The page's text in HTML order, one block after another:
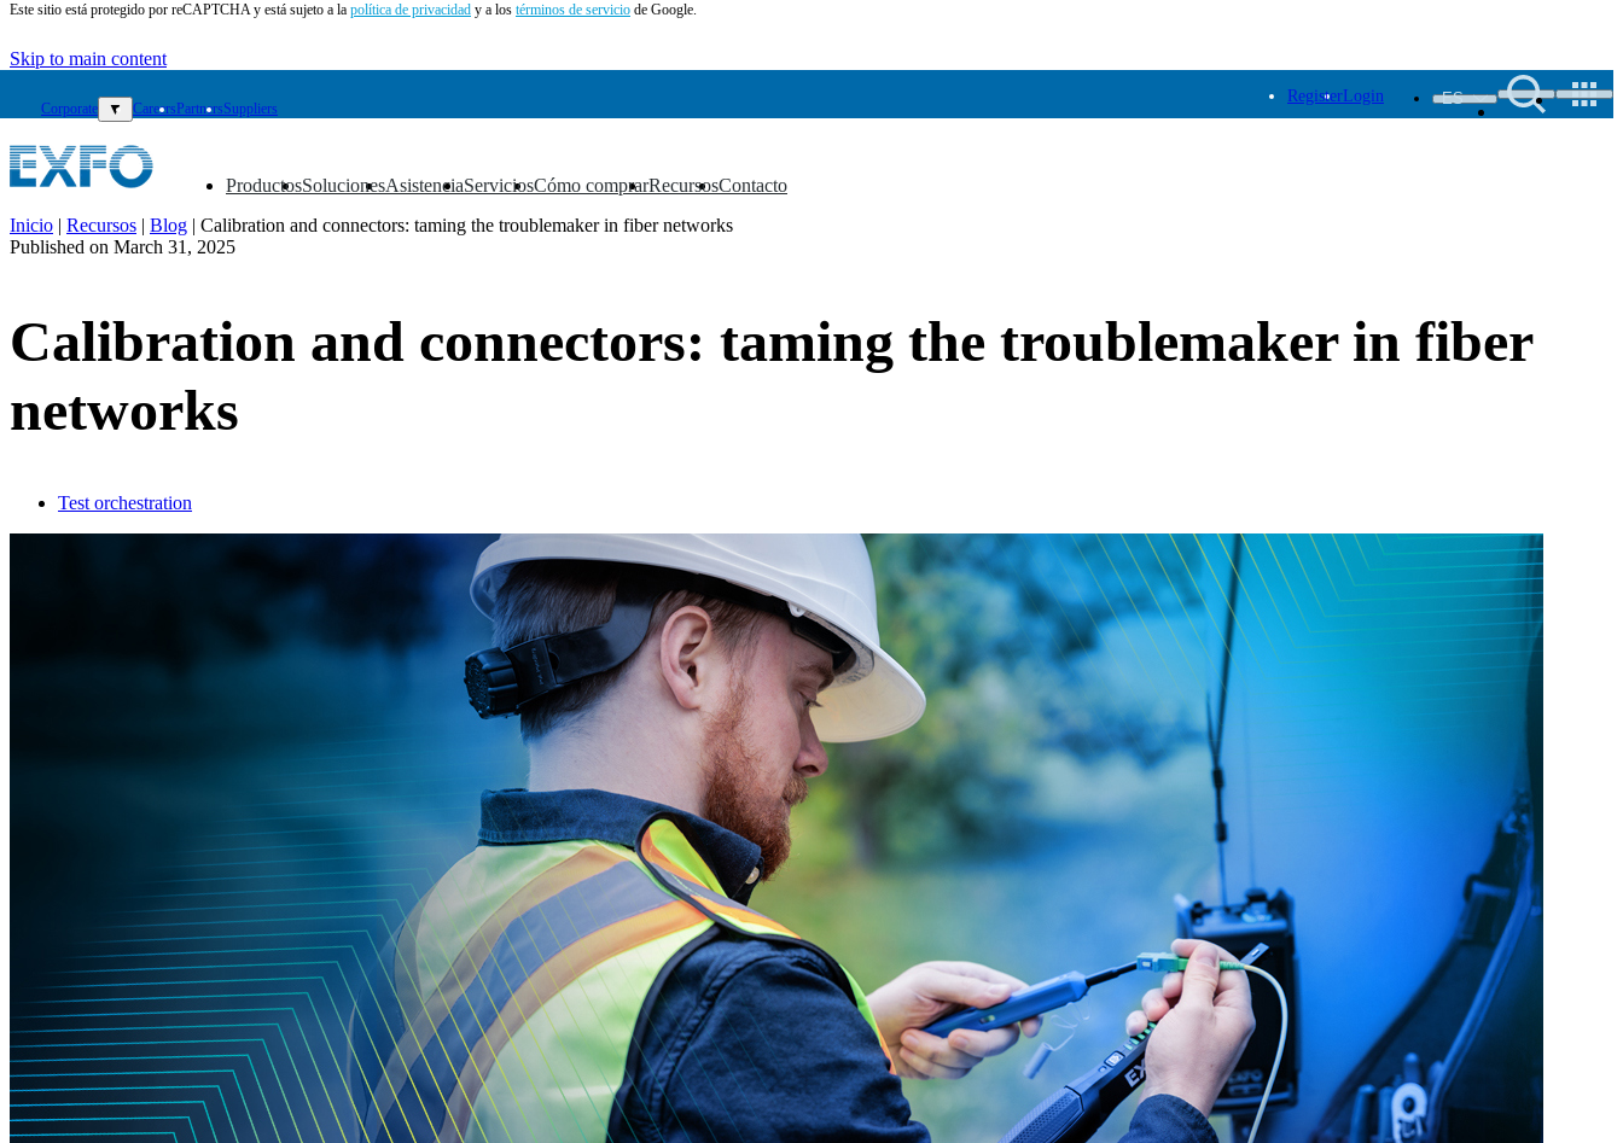
Este sitio está protegido por reCAPTCHA y está sujeto a la política de privacidad y a los términos de servicio de Google.
Skip to main content
Corporate ▼ CareersPartnersSuppliers
RegisterLogin ES
Productos
▼ Soluciones
▼ Asistencia
▼ Servicios
▼ Cómo comprar
▼ Recursos
▼ Contacto
▼
ES
Soluciones
Asistencia
Cómo
comprar
Contacto
RegisterLogin
Inicio | Recursos | Blog | Calibration and connectors: taming the troublemaker in fiber networks
Published on March 31, 2025
Calibration and connectors: taming the troublemaker in fiber
networks
Test orchestration